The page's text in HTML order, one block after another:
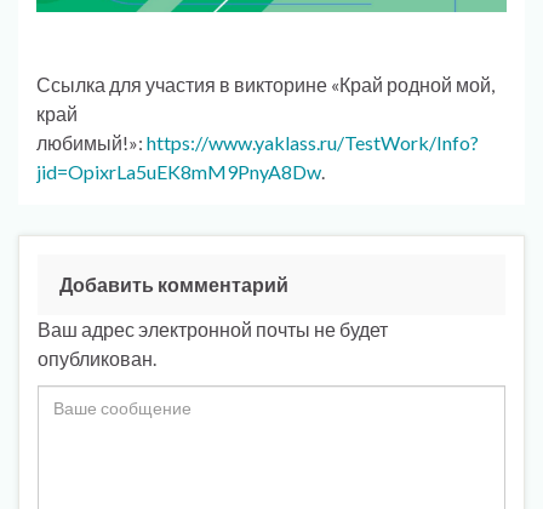
Ссылка для участия в викторине «Край родной мой,
край
любимый!»: https://www.yaklass.ru/TestWork/Info?
jid=OpixrLa5uEK8mM9PnyA8Dw
Добавить комментарий
Ваш адрес электронной почты не будет
опубликован.